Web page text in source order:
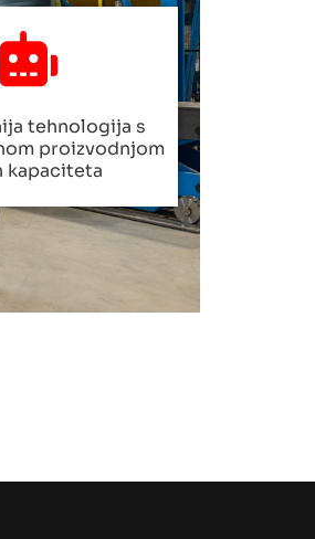
tehnologija s
proizvodnjom
kapaciteta